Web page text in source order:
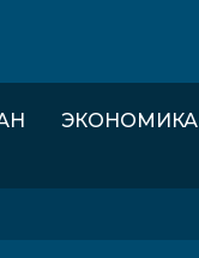
ЭКОНОМИКА